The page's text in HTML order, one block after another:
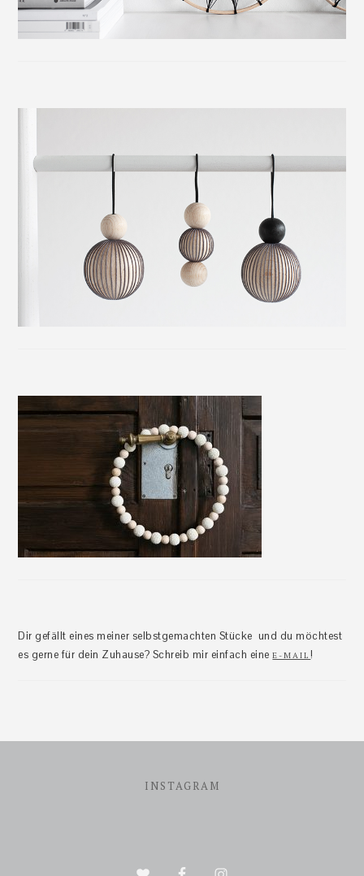
Dir gefällt eines meiner selbstgemachten Stücke und du möchtest
es gerne für dein Zuhause? Schreib mir einfach eineE-MAIL!
INSTAGRAM